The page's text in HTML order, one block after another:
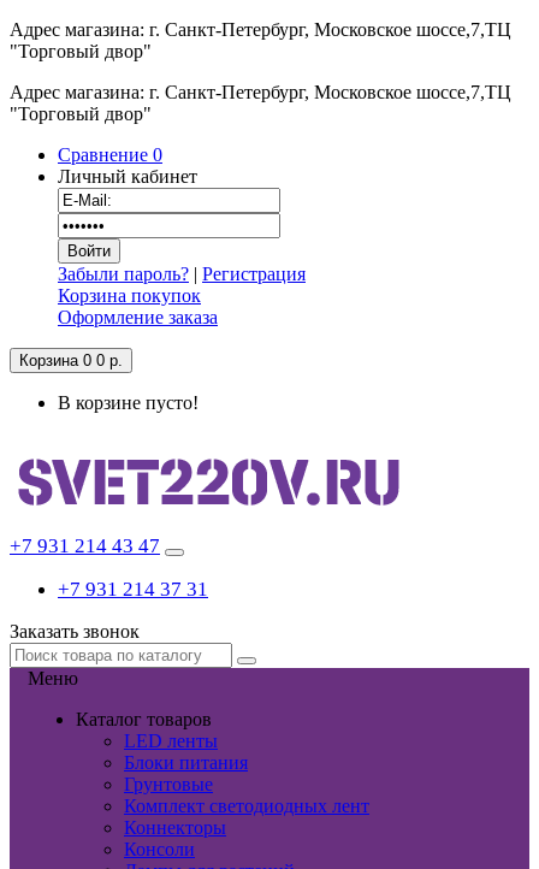
Адрес магазина: г. Санкт-Петербург, Московское шоссе,7,ТЦ
"Торговый двор"
Адрес магазина: г. Санкт-Петербург, Московское шоссе,7,ТЦ
"Торговый двор"
Сравнение 0
Личный кабинет
Забыли пароль? | Регистрация
Корзина покупок
Оформление заказа
Корзина 0 0 р.
В корзине пусто!
+7 931 214 43 47
+7 931 214 37 31
Заказать звонок
Меню
Каталог товаров
LED ленты
Блоки питания
Грунтовые
Комплект светодиодных лент
Коннекторы
Консоли